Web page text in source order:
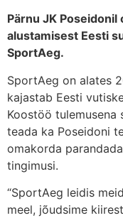
Pärnu JK
alustamisest Eesti
SportAeg.
SportAeg on alates
kajastab Eesti
Koostöö tulemusena
teada ka Poseidoni
omakorda
tingimusi.
“SportAeg leidis
meel, jõudsime